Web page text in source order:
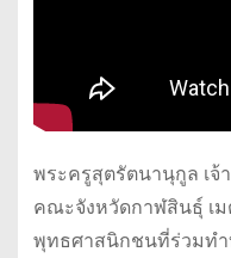
พระครูสุตรัตนานุกูล เจ้
คณะจังหวัดกาฬสินธุ์ เ
พุทธศาสนิกชนที่ร่วมท